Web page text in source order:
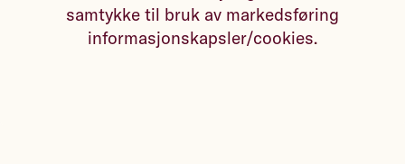
samtykke til bruk av markedsføring
informasjonskapsler/cookies.